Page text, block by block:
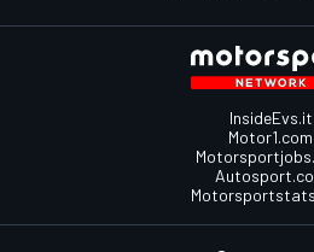
InsideEvs.it
Motor1.com